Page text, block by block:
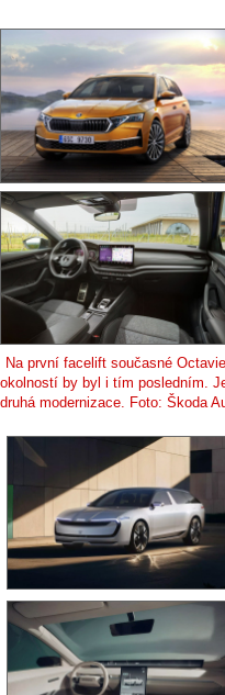
Na první facelift současné
okolností by byl i tím posledním.
druhá modernizace. Foto: Škoda